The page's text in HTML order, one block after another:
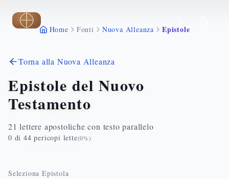
Vai al contenuto principale
Home Fonti Nuova Alleanza Epistole
Torna alla Nuova Alleanza
Epistole del Nuovo
Testamento
21 lettere apostoliche con testo parallelo
0 di 44 pericopi lette(0%)
Seleziona Epistola